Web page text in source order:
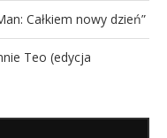
Całkiem nowy dzień”
Teo (edycja